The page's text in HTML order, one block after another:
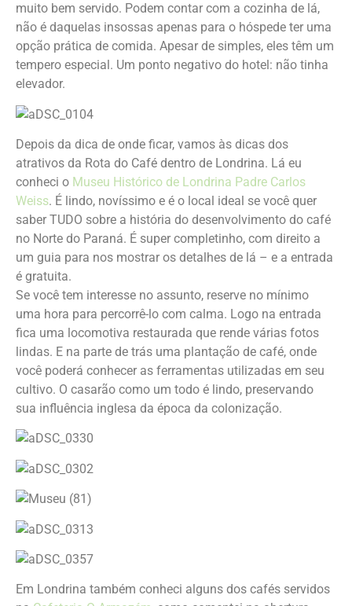
muito bem servido. Podem contar com a cozinha de lá,
não é daquelas insossas apenas para o hóspede ter uma
opção prática de comida. Apesar de simples, eles têm um
tempero especial. Um ponto negativo do hotel: não tinha
elevador.
Depois da dica de onde ficar, vamos às dicas dos
atrativos da Rota do Café dentro de Londrina. Lá eu
conheci o Museu Histórico de Londrina Padre Carlos
Weiss. É lindo, novíssimo e é o local ideal se você quer
saber TUDO sobre a história do desenvolvimento do café
no Norte do Paraná. É super completinho, com direito a
um guia para nos mostrar os detalhes de lá – e a entrada
é gratuita.
Se você tem interesse no assunto, reserve no mínimo
uma hora para percorrê-lo com calma. Logo na entrada
fica uma locomotiva restaurada que rende várias fotos
lindas. E na parte de trás uma plantação de café, onde
você poderá conhecer as ferramentas utilizadas em seu
cultivo. O casarão como um todo é lindo, preservando
sua influência inglesa da época da colonização.
Em Londrina também conheci alguns dos cafés servidos